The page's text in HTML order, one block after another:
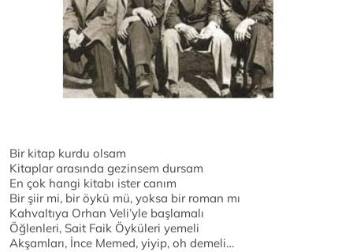
Bir kitap kurdu olsam
Kitaplar arasında gezinsem dursam
En çok hangi kitabı ister canım
Bir şiir mi, bir öykü mü, yoksa bir roman mı
Kahvaltıya Orhan Veli’yle başlamalı
Öğlenleri, Sait Faik Öyküleri yemeli
Akşamları, İnce Memed, yiyip, oh demeli…